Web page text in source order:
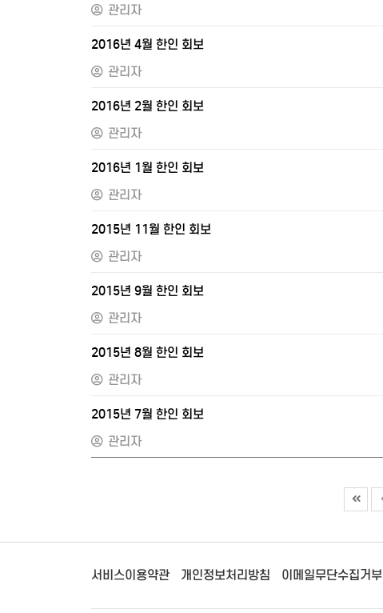
관리자
2016년 4월 한인 회보
관리자
2016년 2월 한인 회보
관리자
2016년 1월 한인 회보
관리자
2015년 11월 한인 회보
관리자
2015년 9월 한인 회보
관리자
2015년 8월 한인 회보
관리자
2015년 7월 한인 회보
관리자
서비스이용약관 개인정보처리방침 이메일무단수집거부